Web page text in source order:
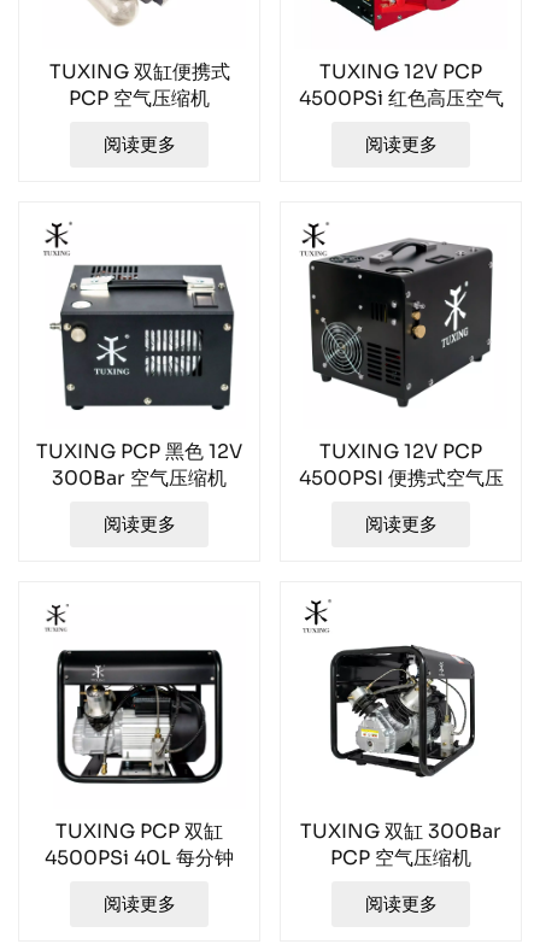
TUXING 双缸便携式
PCP 空气压缩机
阅读更多
TUXING 12V PCP
4500PSi 红色高压空气
阅读更多
TUXING PCP 黑色 12V
300Bar 空气压缩机
阅读更多
TUXING 12V PCP
4500PSI 便携式空气压
阅读更多
TUXING PCP 双缸
4500PSi 40L 每分钟
阅读更多
TUXING 双缸 300Bar
PCP 空气压缩机
阅读更多